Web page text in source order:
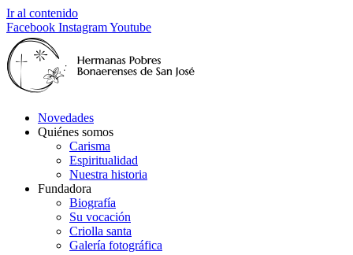
Ir al contenido
Facebook InstagramYoutube
Novedades
Quiénes somos
Carisma
Espiritualidad
Nuestra historia
Fundadora
Biografía
Su vocación
Criolla santa
Galería fotográfica